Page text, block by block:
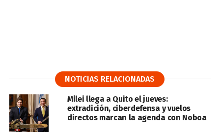
NOTICIAS RELACIONADAS
Milei llega a Quito el jueves:
extradición, ciberdefensa y vuelos
directos marcan la agenda con Noboa